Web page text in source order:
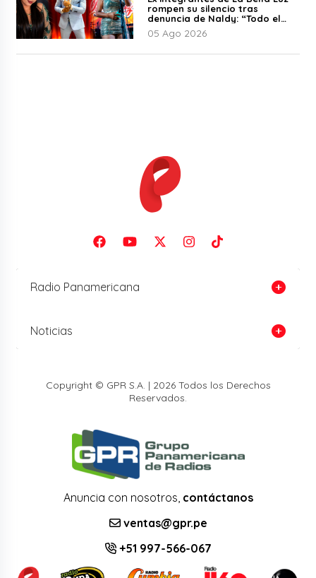
rompen su silencio tras
denuncia de Naldy: “Todo el
mundo lo sabía”
05 Ago 2026
Radio Panamericana
Noticias
Copyright © GPR S.A. | 2026 Todos los Derechos
Reservados.
Anuncia con nosotros, contáctanos
ventas@gpr.pe
+51 997-566-067